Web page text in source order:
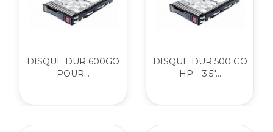
DISQUE DUR 600GO
POUR...
DISQUE DUR 500 GO
HP – 3.5"...